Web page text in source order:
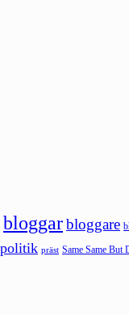
bloggarbloggare
politik präst Same Same But